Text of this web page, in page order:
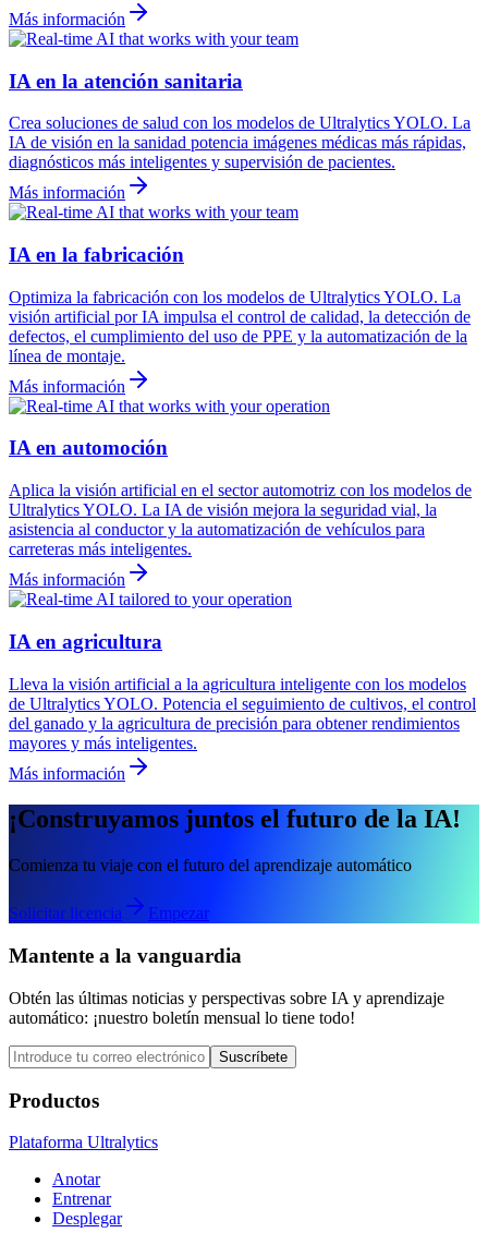
Más información
IA en la atención sanitaria
Crea soluciones de salud con los modelos de Ultralytics YOLO. La
IA de visión en la sanidad potencia imágenes médicas más rápidas,
diagnósticos más inteligentes y supervisión de pacientes.
Más información
IA en la fabricación
Optimiza la fabricación con los modelos de Ultralytics YOLO. La
visión artificial por IA impulsa el control de calidad, la detección de
defectos, el cumplimiento del uso de PPE y la automatización de la
línea de montaje.
Más información
IA en automoción
Aplica la visión artificial en el sector automotriz con los modelos de
Ultralytics YOLO. La IA de visión mejora la seguridad vial, la
asistencia al conductor y la automatización de vehículos para
carreteras más inteligentes.
Más información
IA en agricultura
Lleva la visión artificial a la agricultura inteligente con los modelos
de Ultralytics YOLO. Potencia el seguimiento de cultivos, el control
del ganado y la agricultura de precisión para obtener rendimientos
mayores y más inteligentes.
Más información
¡Construyamos juntos el futuro de la IA!
Comienza tu viaje con el futuro del aprendizaje automático
Solicitar licencia Empezar
Mantente a la vanguardia
Obtén las últimas noticias y perspectivas sobre IA y aprendizaje
automático: ¡nuestro boletín mensual lo tiene todo!
Suscríbete
Productos
Plataforma Ultralytics
Anotar
Entrenar
Desplegar